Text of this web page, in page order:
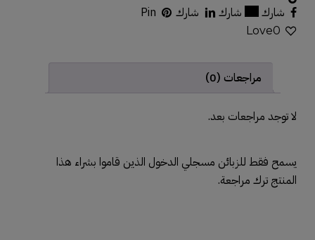
شارك
شارك شارك Pin
Love0
مراجعات (0)
لا توجد مراجعات بعد.
يسمح فقط للزبائن مسجلي الدخول الذين قاموا بشراء هذا
المنتج ترك مراجعة.